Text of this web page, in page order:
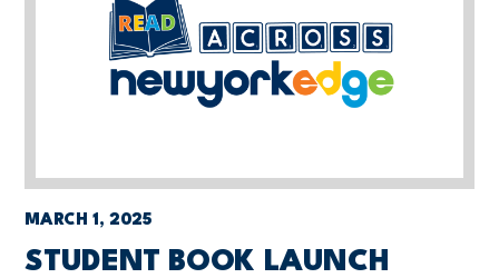
MARCH 1, 2025
STUDENT BOOK LAUNCH